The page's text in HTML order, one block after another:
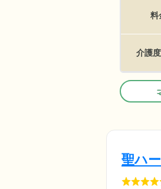
料
介護
聖ハ